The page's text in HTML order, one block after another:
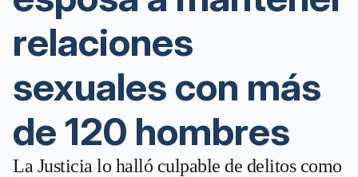
relaciones
sexuales con más
de 120 hombres
La Justicia lo halló culpable de delitos como